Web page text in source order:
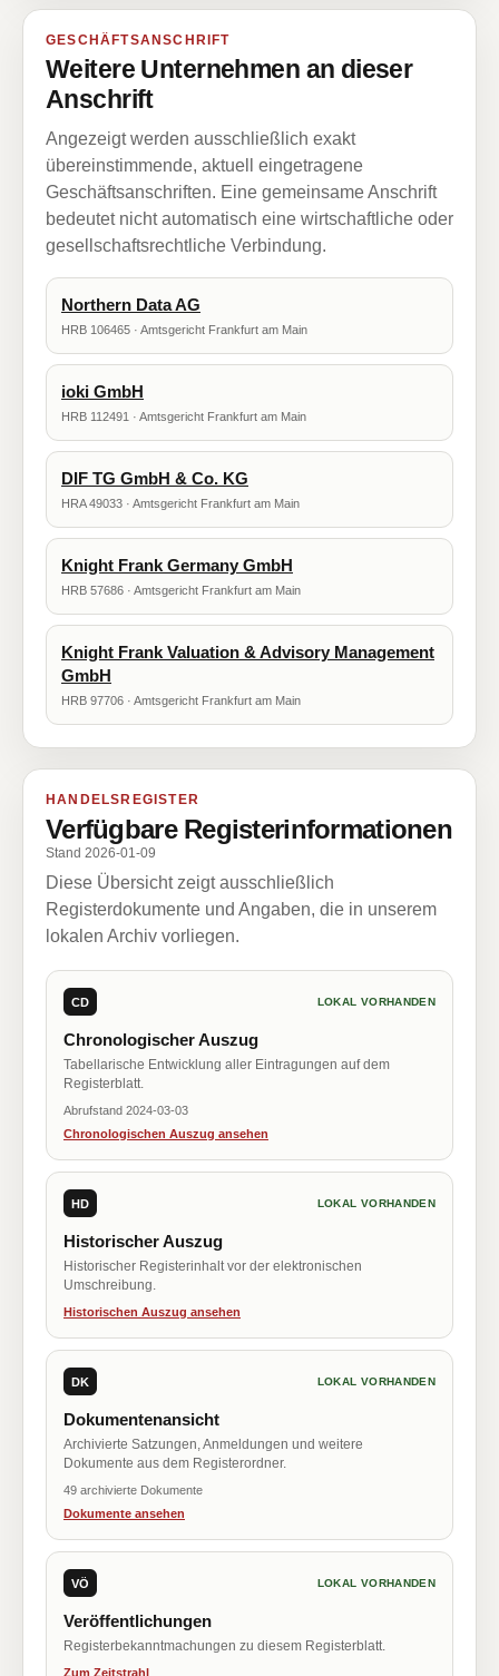
GESCHÄFTSANSCHRIFT
Weitere Unternehmen an dieser
Anschrift
Angezeigt werden ausschließlich exakt
übereinstimmende, aktuell eingetragene
Geschäftsanschriften. Eine gemeinsame Anschrift
bedeutet nicht automatisch eine wirtschaftliche oder
gesellschaftsrechtliche Verbindung.
Northern Data AG
HRB 106465 · Amtsgericht Frankfurt am Main
ioki GmbH
HRB 112491 · Amtsgericht Frankfurt am Main
DIF TG GmbH & Co. KG
HRA 49033 · Amtsgericht Frankfurt am Main
Knight Frank Germany GmbH
HRB 57686 · Amtsgericht Frankfurt am Main
Knight Frank Valuation & Advisory Management
GmbH
HRB 97706 · Amtsgericht Frankfurt am Main
HANDELSREGISTER
Verfügbare Registerinformationen
Stand 2026-01-09
Diese Übersicht zeigt ausschließlich
Registerdokumente und Angaben, die in unserem
lokalen Archiv vorliegen.
CD LOKAL VORHANDEN
Chronologischer Auszug
Tabellarische Entwicklung aller Eintragungen auf dem
Registerblatt.
Abrufstand 2024-03-03
Chronologischen Auszug ansehen
HD LOKAL VORHANDEN
Historischer Auszug
Historischer Registerinhalt vor der elektronischen
Umschreibung.
Historischen Auszug ansehen
DK LOKAL VORHANDEN
Dokumentenansicht
Archivierte Satzungen, Anmeldungen und weitere
Dokumente aus dem Registerordner.
49 archivierte Dokumente
Dokumente ansehen
VÖ LOKAL VORHANDEN
Veröffentlichungen
Registerbekanntmachungen zu diesem Registerblatt.
Zum Zeitstrahl